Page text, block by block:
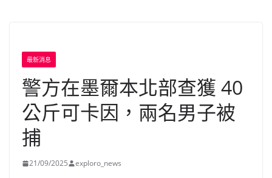
最新消息
警方在墨爾本北部查獲 40
公斤可卡因，兩名男子被
捕
21/09/2025 exploro_news